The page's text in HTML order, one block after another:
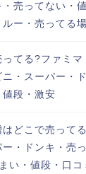
売ってない・値
ー・売ってる
てる?ファミマ
・スーパー・
段・激安
どこで売って
・ドンキ・売
い・値段・口コ